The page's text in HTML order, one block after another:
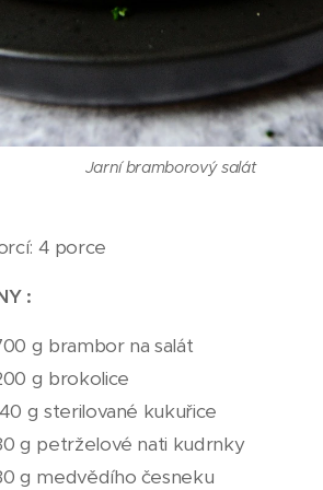
Jarní bramborový salát
4 porce
:
g brambor na salát
g brokolice
g sterilované kukuřice
g petrželové nati kudrnky
g medvědího česneku